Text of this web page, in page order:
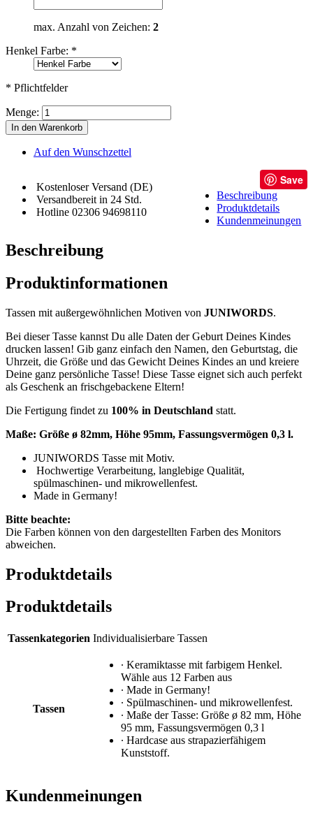
max. Anzahl von Zeichen: 2
Henkel Farbe: *
* Pflichtfelder
Menge:
In den Warenkorb
Auf den Wunschzettel
Kostenloser Versand (DE)
Versandbereit in 24 Std.
Hotline 02306 94698110
Save
Beschreibung
Produktdetails
Kundenmeinungen
Beschreibung
Produktinformationen
Tassen mit außergewöhnlichen Motiven von JUNIWORDS.
Bei dieser Tasse kannst Du alle Daten der Geburt Deines Kindes
drucken lassen! Gib ganz einfach den Namen, den Geburtstag, die
Uhrzeit, die Größe und das Gewicht Deines Kindes an und kreiere
Deine ganz persönliche Tasse! Diese Tasse eignet sich auch perfekt
als Geschenk an frischgebackene Eltern!
Die Fertigung findet zu 100% in Deutschland statt.
Maße: Größe ø 82mm, Höhe 95mm, Fassungsvermögen 0,3 l.
JUNIWORDS Tasse mit Motiv.
Hochwertige Verarbeitung, langlebige Qualität,
spülmaschinen- und mikrowellenfest.
Made in Germany!
Bitte beachte:
Die Farben können von den dargestellten Farben des Monitors
abweichen.
Produktdetails
Produktdetails
Tassenkategorien Individualisierbare Tassen
Tassen
∙ Keramiktasse mit farbigem Henkel.
Wähle aus 12 Farben aus
∙ Made in Germany!
∙ Spülmaschinen- und mikrowellenfest.
∙ Maße der Tasse: Größe ø 82 mm, Höhe
95 mm, Fassungsvermögen 0,3 l
∙ Hardcase aus strapazierfähigem
Kunststoff.
Kundenmeinungen